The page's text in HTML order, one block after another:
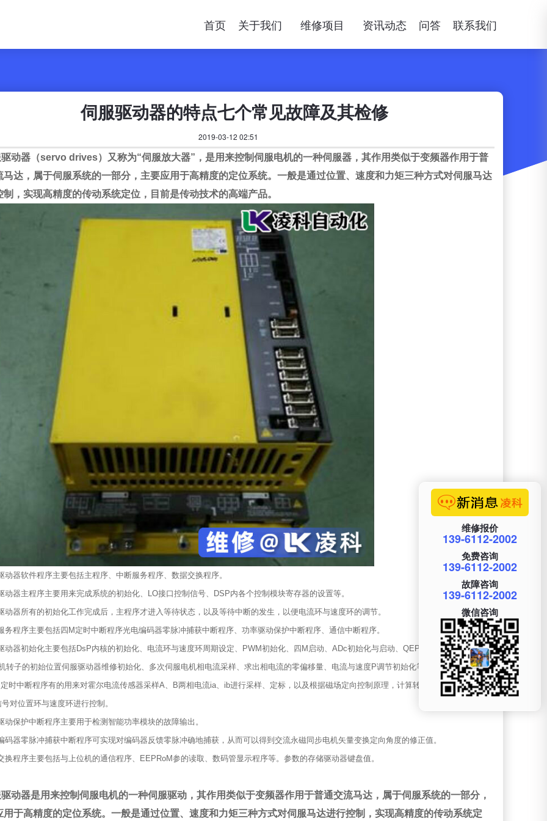
首页 关于我们 维修项目 资讯动态 问答 联系我们
伺服驱动器的特点七个常见故障及其检修
2019-03-12 02:51
动器（servo drives）又称为“伺服放大器”，是用来控制伺服电机的一种伺服器，其作用类似于变频器作用于普
马达，属于伺服系统的一部分，主要应用于高精度的定位系统。一般是通过位置、速度和力矩三种方式对伺服马达
制，实现高精度的传动系统定位，目前是传动技术的高端产品。
动器软件程序主要包括主程序、中断服务程序、数据交换程序。
动器主程序主要用来完成系统的初始化、LO接口控制信号、DSP内各个控制模块寄存器的设置等。
动器所有的初始化工作完成后，主程序才进入等待状态，以及等待中断的发生，以便电流环与速度环的调节。
务程序主要包括四M定时中断程序光电编码器零脉冲捕获中断程序、功率驱动保护中断程序、通信中断程序。
动器初始化主要包括DsP内核的初始化、电流环与速度环周期设定、PWM初始化、四M启动、ADc初始化与启动、QEP初始化、矢量与永磁
转子的初始位置伺服驱动器维修初始化、多次伺服电机相电流采样、求出相电流的零偏移量、电流与速度P调节初始化等。
时中断程序有的用来对霍尔电流传感器采样A、B两相电流ia、ib进行采样、定标，以及根据磁场定向控制原理，计算转子磁场定向角，生成
对位置环与速度环进行控制。
动保护中断程序主要用于检测智能功率模块的故障输出。
码器零脉冲捕获中断程序可实现对编码器反馈零脉冲确地捕获，从而可以得到交流永磁同步电机矢量变换定向角度的修正值。
换程序主要包括与上位机的通信程序、EEPRoM参的读取、数码管显示程序等。参数的存储驱动器键盘值。
动器是用来控制伺服电机的一种伺服驱动，其作用类似于变频器作用于普通交流马达，属于伺服系统的一部分，
用于高精度的定位系统。一般是通过位置、速度和力矩三种方式对伺服马达进行控制，实现高精度的传动系统定
维修报价
139-6112-2002
免费咨询
139-6112-2002
故障咨询
139-6112-2002
微信咨询